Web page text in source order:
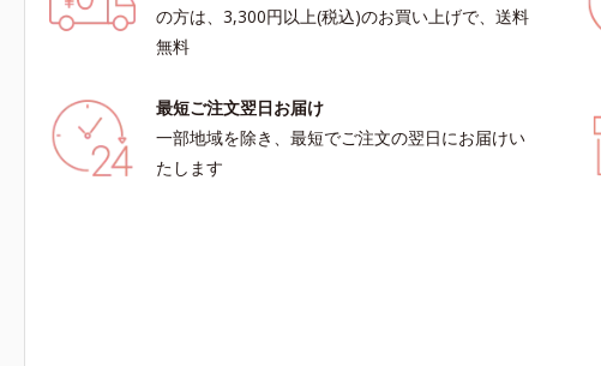
の方は、3,300円以上(税込)のお買い上げで、送料
無料
最短ご注文翌日お届け
一部地域を除き、最短でご注文の翌日にお届けい
たします